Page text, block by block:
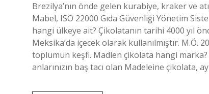
Brezilya’nın önde gelen kurabiye, kraker ve
Mabel, ISO 22000 Gıda Güvenliği Yönetim
hangi ülkeye ait? Çikolatanın tarihi 4000 yıl
Meksika’da içecek olarak kullanılmıştır. M.Ö.
toplumun keşfi. Madlen çikolata hangi marka?
anlarınızın baş tacı olan Madeleine çikolata,